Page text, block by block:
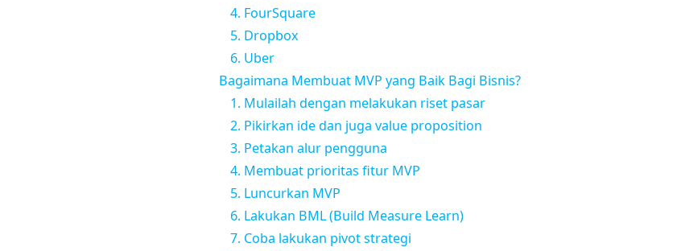
4. FourSquare
5. Dropbox
6. Uber
Bagaimana Membuat MVP yang Baik Bagi Bisnis?
1. Mulailah dengan melakukan riset pasar
2. Pikirkan ide dan juga value proposition
3. Petakan alur pengguna
4. Membuat prioritas fitur MVP
5. Luncurkan MVP
6. Lakukan BML (Build Measure Learn)
7. Coba lakukan pivot strategi